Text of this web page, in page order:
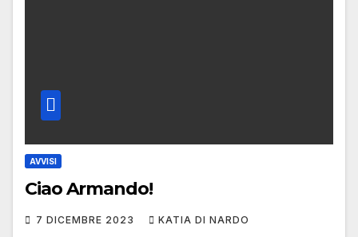
AVVISI
Ciao Armando!
7 DICEMBRE 2023 KATIA DI NARDO